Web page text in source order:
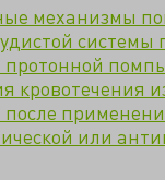
механизмы
протонной
кровотечения
или